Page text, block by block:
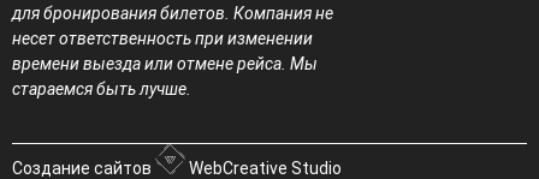
для бронирования билетов. Компания не
несет ответственность при изменении
времени выезда или отмене рейса. Мы
стараемся быть лучше.
Создание сайтов WebCreative Studio